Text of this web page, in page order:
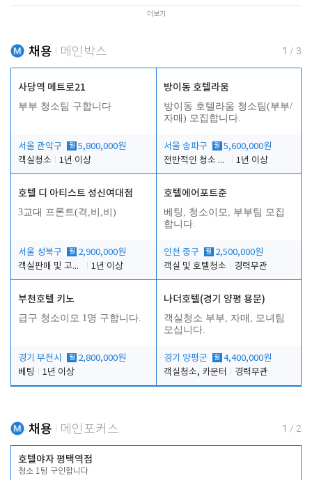
더보기
채용 메인박스 1 / 3
사당역 메트로21
부부 청소팀 구합니다
서울 관악구 월 5,800,000원
객실청소
1년 이상
방이동 호텔라움
방이동 호텔라움 청소팀(부부/
자매) 모집합니다.
서울 송파구 월 5,600,000원
전반적인 청소 업무(객실청소.객실정리)
1년 이상
호텔 디 아티스트 성신여대점
3교대 프론트(격,비,비)
서울 성북구 월 2,900,000원
객실판매 및 고객응대
1년 이상
호텔에어포트준
베팅, 청소이모, 부부팀 모집
합니다.
인천 중구 월 2,500,000원
객실 및 호텔청소
경력무관
부천호텔 키노
급구 청소이모 1명 구합니다.
경기 부천시 월 2,800,000원
베팅
1년 이상
나더호텔(경기 양평 용문)
객실청소 부부, 자매, 모녀팀
모십니다.
경기 양평군 월 4,400,000원
객실청소, 카운터
경력무관
채용 메인포커스 1 / 2
호텔야자 평택역점
청소 1팀 구인합니다